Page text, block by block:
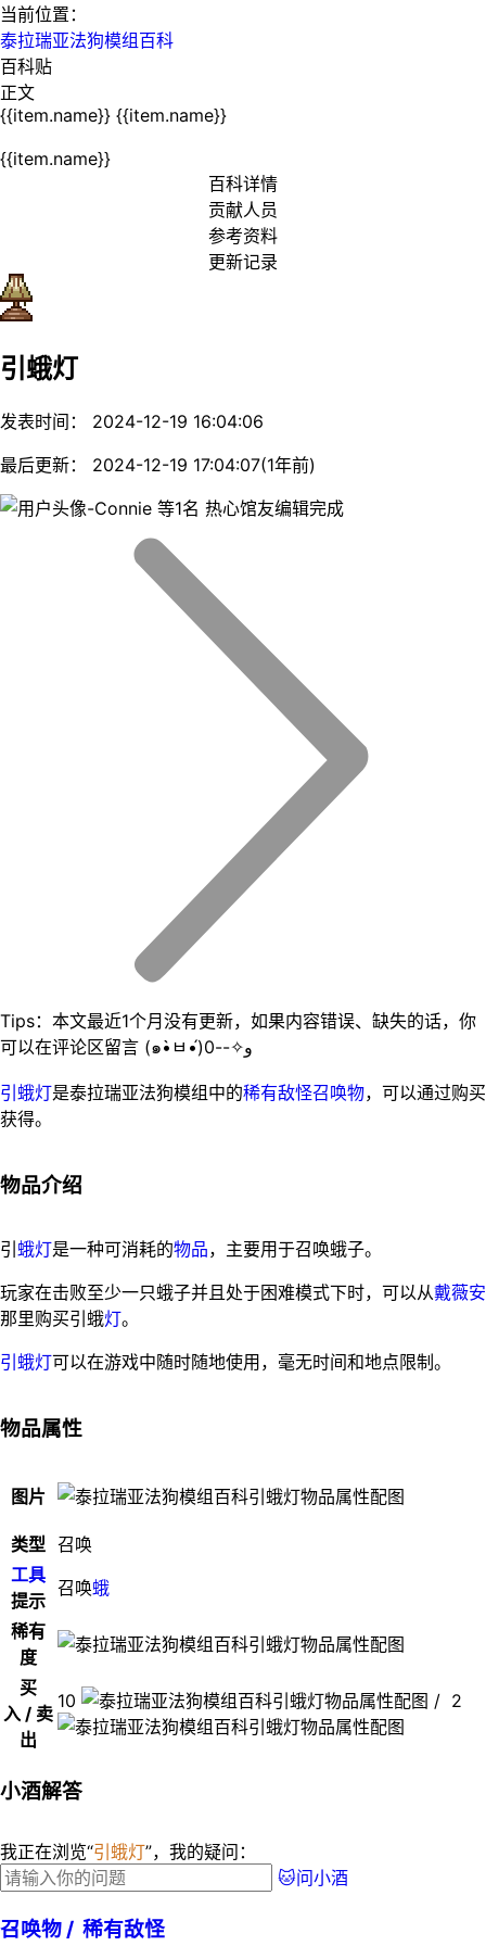
当前位置：
泰拉瑞亚法狗模组百科
百科贴
正文
{{item.name}} {{item.name}}
{{item.name}}
百科详情
贡献人员
参考资料
更新记录
引蛾灯
发表时间： 2024-12-19 16:04:06
最后更新： 2024-12-19 17:04:07(1年前)
等1名 热心馆友编辑完成
Tips：本文最近1个月没有更新，如果内容错误、缺失的话，你
可以在评论区留言 (๑•̀ㅂ•́)و✧--0
引蛾灯是泰拉瑞亚法狗模组中的稀有敌怪召唤物，可以通过购买
获得。
物品介绍
引 蛾灯是一种可消耗的物品，主要用于召唤蛾子。
玩家在击败至少一只蛾子并且处于困难模式下时，可以从戴薇安
那里购买引蛾灯。
引蛾灯可以在游戏中随时随地使用，毫无时间和地点限制。
物品属性
图片
类型 召唤
工具
提示
召唤蛾
稀有
度
买
入 / 卖
出
10 / 2
小酒解答
我正在浏览“引蛾灯”，我的疑问：
🐱问小酒
召唤物 / 稀有敌怪